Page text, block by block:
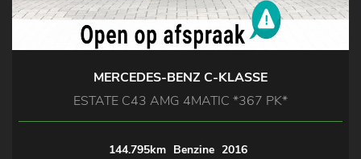
MERCEDES-BENZ C-KLASSE
ESTATE C43 AMG 4MATIC *367 PK*
144.795km Benzine 2016